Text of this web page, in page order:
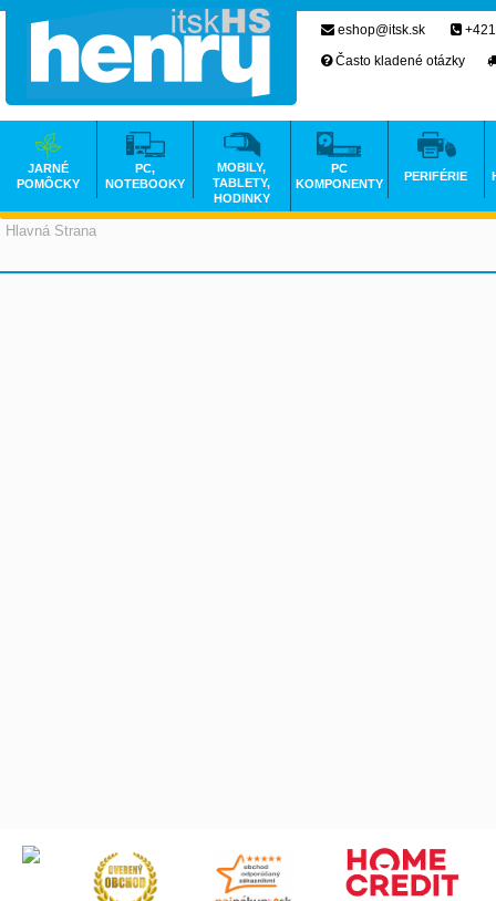
Hlavná Strana
eshop@itsk.sk
Často kladené otázky
JARNÉ
POMÔCKY
PC,
NOTEBOOKY
MOBILY,
TABLETY,
HODINKY
PC
KOMPONENTY
PERIFÉRIE